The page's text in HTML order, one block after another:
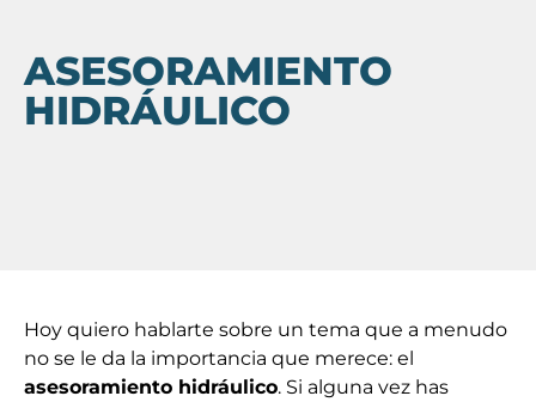
ASESORAMIENTO
HIDRÁULICO
Hoy quiero hablarte sobre un tema que a menudo
no se le da la importancia que merece: el
asesoramiento hidráulico. Si alguna vez has